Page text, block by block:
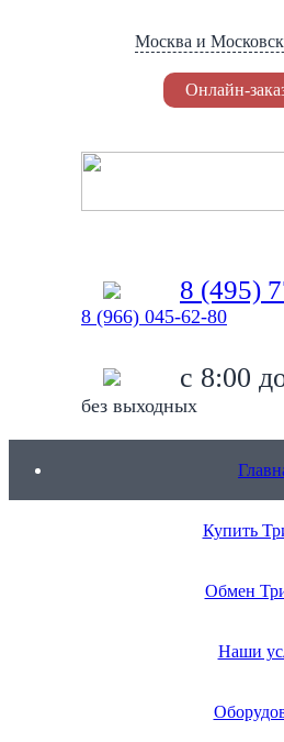
Москва и
Онлайн-
8 (495)
8 (966) 045-62-80
c 8:00
без выходных
Купить
Обмен
Наши
Монтаж в день
Бесплатный выезд